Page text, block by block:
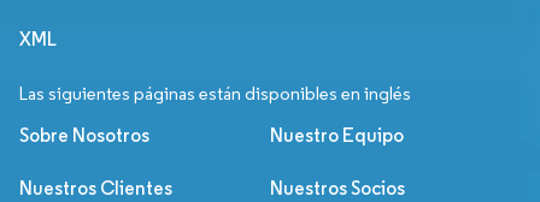
XML
Las siguientes páginas están disponibles en inglés
Sobre Nosotros Nuestro Equipo
Nuestros Clientes Nuestros Socios